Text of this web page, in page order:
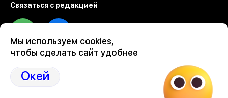
Связаться с редакцией
Tel Email
Разработка веб проектов Evrone
Custom software & mobile development
Ruby on Rails development by Evrone
Мы используем cookies,
чтобы сделать сайт удобнее
Окей